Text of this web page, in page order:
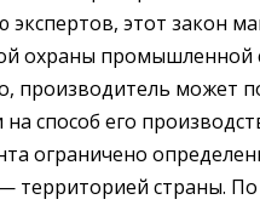
экспертов, этот закон
охраны промышленной
производитель может
на способ его
ограничено
территорией страны.